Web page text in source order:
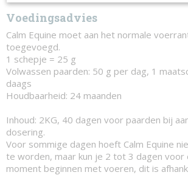
Voedingsadvies
Calm Equine moet aan het normale
toegevoegd.
1 schepje = 25 g
Volwassen paarden: 50 g per dag, 1
daags
Houdbaarheid: 24 maanden
Inhoud: 2KG, 40 dagen voor paarden bij
dosering.
Voor sommige dagen hoeft Calm Equine
te worden, maar kun je 2 tot 3 dagen voor
moment beginnen met voeren, dit is